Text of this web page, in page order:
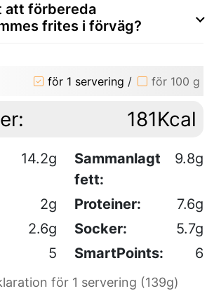
att förbereda
frites i förväg?
för 1 servering / för 100 g
181Kcal
14.2g
Sammanlagt
fett:
9.8g
2g Proteiner:
7.6g
2.6g Socker:
5.7g
5 SmartPoints: 6
för 1 servering (139g)